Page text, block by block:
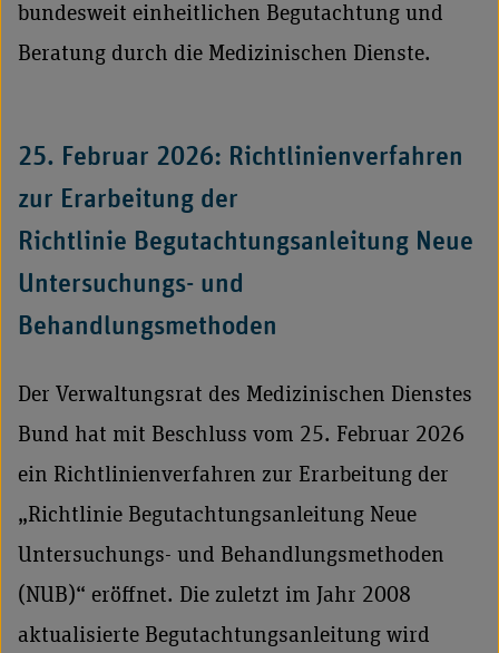
bundesweit einheitlichen Begutachtung und
Beratung durch die Medizinischen Dienste.
25. Februar 2026: Richtlinienverfahren
zur Erarbeitung der
Richtlinie Begutachtungsanleitung Neue
Untersuchungs- und
Behandlungsmethoden
Der Verwaltungsrat des Medizinischen Dienstes
Bund hat mit Beschluss vom 25. Februar 2026
ein Richtlinienverfahren zur Erarbeitung der
„Richtlinie Begutachtungsanleitung Neue
Untersuchungs- und Behandlungsmethoden
(NUB)“ eröffnet. Die zuletzt im Jahr 2008
aktualisierte Begutachtungsanleitung wird